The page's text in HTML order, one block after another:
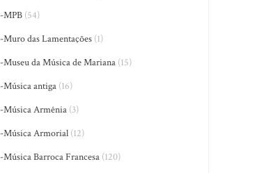
-MPB (54)
-Muro das Lamentações (1)
-Museu da Música de Mariana (15)
-Música antiga (16)
-Música Armênia (3)
-Música Armorial (12)
-Música Barroca Francesa (120)